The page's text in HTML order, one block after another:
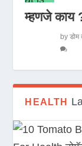
म्हणजे काय
byडोम
HEALTH